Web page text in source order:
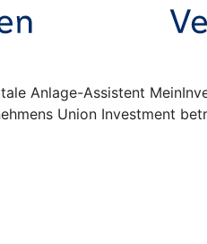
Anlage-Assistent
Union Investment